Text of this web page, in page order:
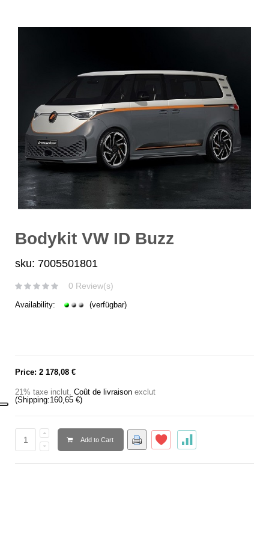
Bodykit VW ID Buzz
sku: 7005501801
0 Review(s)
Availability: (verfügbar)
Price: 2 178,08 €
21% taxe inclut, Coût de livraison exclut
(Shipping:160,65 €)
Add to Cart